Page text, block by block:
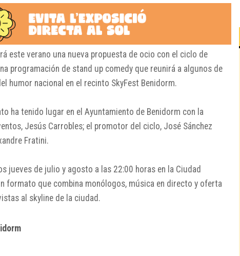
este verano una nueva propuesta de ocio con el ciclo de
programación de stand up comedy que reunirá a algunos de
humor nacional en el recinto SkyFest Benidorm.
ha tenido lugar en el Ayuntamiento de Benidorm con la
Jesús Carrobles; el promotor del ciclo, José Sánchez
Fratini.
jueves de julio y agosto a las 22:00 horas en la Ciudad
formato que combina monólogos, música en directo y oferta
al skyline de la ciudad.